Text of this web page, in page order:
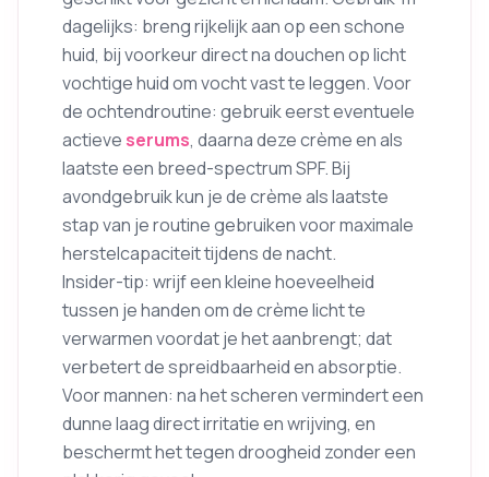
dagelijks: breng rijkelijk aan op een schone
huid, bij voorkeur direct na douchen op licht
vochtige huid om vocht vast te leggen. Voor
de ochtendroutine: gebruik eerst eventuele
actieve serums, daarna deze crème en als
laatste een breed-spectrum SPF. Bij
avondgebruik kun je de crème als laatste
stap van je routine gebruiken voor maximale
herstelcapaciteit tijdens de nacht.
Insider-tip: wrijf een kleine hoeveelheid
tussen je handen om de crème licht te
verwarmen voordat je het aanbrengt; dat
verbetert de spreidbaarheid en absorptie.
Voor mannen: na het scheren vermindert een
dunne laag direct irritatie en wrijving, en
beschermt het tegen droogheid zonder een